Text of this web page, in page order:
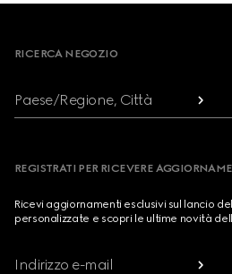
RICERCA NEGOZIO
Paese/Regione, Città
REGISTRATI PER RICEVERE
Ricevi aggiornamenti esclusivi sul lancio
personalizzate e scopri le ultime novità
Indirizzo e-mail